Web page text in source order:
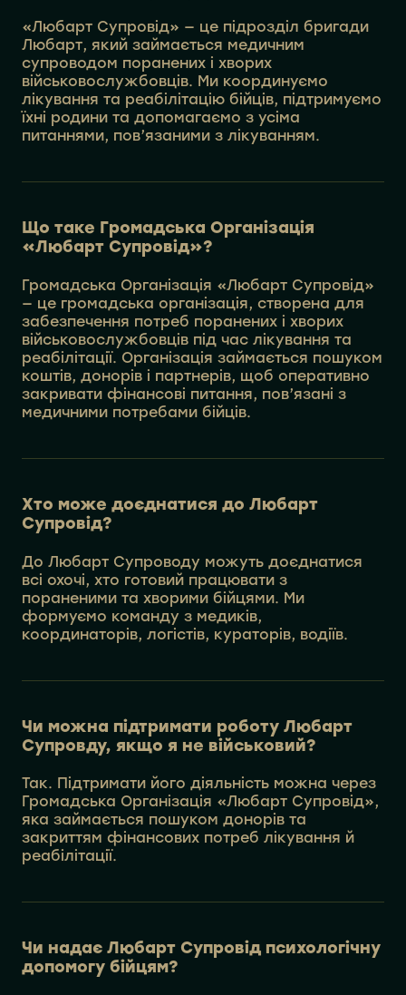
«Любарт Супровід» — це підрозділ бригади
Любарт, який займається медичним
супроводом поранених і хворих
військовослужбовців. Ми координуємо
лікування та реабілітацію бійців, підтримуємо
їхні родини та допомагаємо з усіма
питаннями, пов’язаними з лікуванням.
Що таке Громадська Організація
«Любарт Супровід»?
Громадська Організація «Любарт Супровід»
— це громадська організація, створена для
забезпечення потреб поранених і хворих
військовослужбовців під час лікування та
реабілітації. Організація займається пошуком
коштів, донорів і партнерів, щоб оперативно
закривати фінансові питання, пов’язані з
медичними потребами бійців.
Хто може доєднатися до Любарт
Супровід?
До Любарт Супроводу можуть доєднатися
всі охочі, хто готовий працювати з
пораненими та хворими бійцями. Ми
формуємо команду з медиків,
координаторів, логістів, кураторів, водіїв.
Чи можна підтримати роботу Любарт
Супровду, якщо я не військовий?
Так. Підтримати його діяльність можна через
Громадська Організація «Любарт Супровід»,
яка займається пошуком донорів та
закриттям фінансових потреб лікування й
реабілітації.
Чи надає Любарт Супровід психологічну
допомогу бійцям?